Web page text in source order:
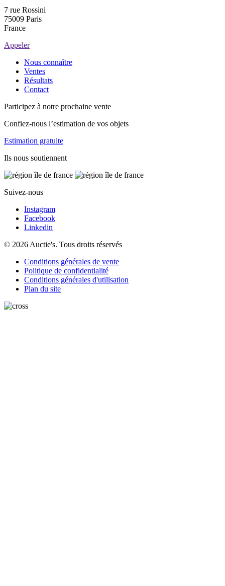
7 rue Rossini
75009 Paris
France
Appeler
Nous connaître
Ventes
Résultats
Contact
Participez à notre prochaine vente
Confiez-nous l’estimation de vos objets
Estimation gratuite
Ils nous soutiennent
Suivez-nous
Instagram
Facebook
Linkedin
© 2026 Auctie's. Tous droits réservés
Conditions générales de vente
Politique de confidentialité
Conditions générales d'utilisation
Plan du site